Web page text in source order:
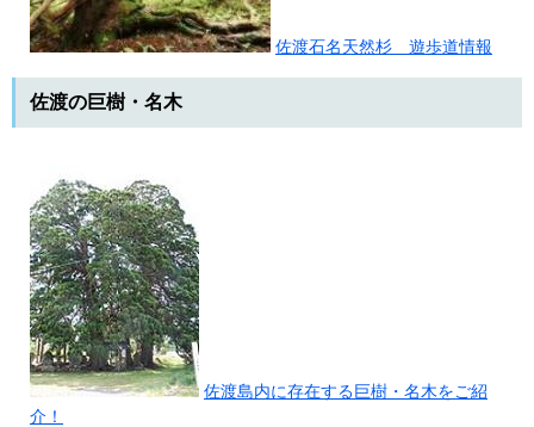
佐渡石名天然杉 遊歩道情報
佐渡の巨樹・名木
佐渡島内に存在する巨樹・名木をご紹
介！